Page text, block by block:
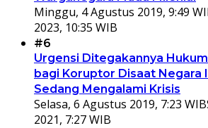
Minggu, 4 Agustus 2019, 9:49
2023, 10:35 WIB
#6
Urgensi Ditegakannya
bagi Koruptor Disaat Negara
Sedang Mengalami Krisis
Selasa, 6 Agustus 2019, 7:23 WIB
2021, 7:27 WIB